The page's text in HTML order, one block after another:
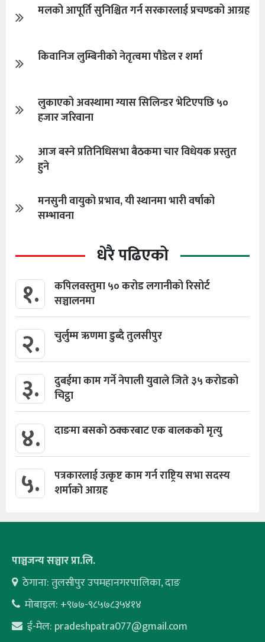
मलको आपूर्ति सुनिश्चित गर्न सरकारलाई प्रचण्डको आग्रह
किवानिज लुम्बिनीको नेतृत्वमा पौडेल र शर्मा
लुकाएको अवस्थामा ग्यास सिलिन्डर भेटिएपछि ५०
हजार जरिवाना
आज बस्ने प्रतिनिधिसभा बैठकमा चार विधेयक प्रस्तुत
हुने
मनसुनी वायुको प्रभाव, यी स्थानमा भारी वर्षाको
सम्भावना
धेरै पढिएको
१.
कपिलवस्तुमा ५० करोड लगानीको रिसोर्ट
सञ्चालनमा
२. चुर्लुम्म ऋणमा डुब्दै तुलसीपुर
३.
दुबईमा काम गर्ने नेपाली युवाले जिते ३५ करोडको
चिट्ठा
४. दाङमा बसको ठक्करबाट एक बालकको मृत्यु
५.
पत्रकारलाई उत्कृष्ट काम गर्न राष्ट्रिय सभा सदस्य
शर्माको आग्रह
पाञ्चजन्य सञ्चार प्रा.लि.
ठेगाना: तुलसीपुर उपमहानगरपालिका, दाङ
मोबाइल: +९७७-९८५७८३५४१४
ई-मेल: pradeshpatra077@gmail.com